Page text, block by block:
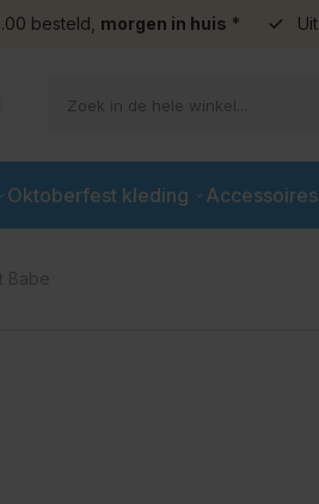
besteld, morgen in huis * Uit
Oktoberfest kleding Accessoires
Babe